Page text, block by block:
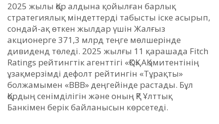
2025 жылы Қор алдына қойылған барлық
стратегиялық міндеттерді табысты іске асырып,
сондай-ақ өткен жылдар үшін Жалғыз
акционерге 371,3 млрд теңге мөлшерінде
дивиденд төледі. 2025 жылғы 11 қарашада Fitch
Ratings рейтингтік агенттігі «ҚОҚ» АҚ эмитентінің
ұзақмерзімді дефолт рейтингін «Тұрақты»
болжамымен «BBB» деңгейінде растады. Бұл
Қордың сенімділігін және оның ҚР Ұлттық
Банкімен берік байланысын көрсетеді.